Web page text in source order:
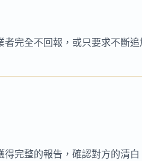
完全不回報，或只要求不斷
完整的報告，確認對方的清白